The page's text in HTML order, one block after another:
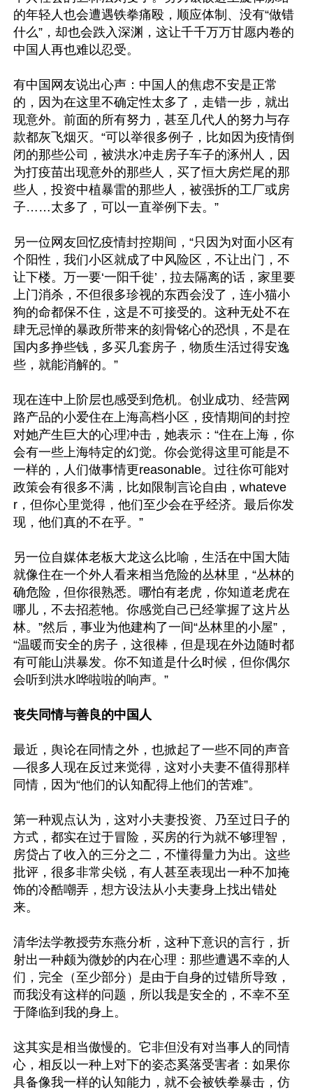
的年轻人也会遭遇铁拳痛殴，顺应体制、没有“做错
什么”，却也会跌入深渊，这让千千万万甘愿内卷的
中国人再也难以忍受。
有中国网友说出心声：中国人的焦虑不安是正常
的，因为在这里不确定性太多了，走错一步，就出
现意外。前面的所有努力，甚至几代人的努力与存
款都灰飞烟灭。“可以举很多例子，比如因为疫情倒
闭的那些公司，被洪水冲走房子车子的涿州人，因
为打疫苗出现意外的那些人，买了恒大房烂尾的那
些人，投资中植暴雷的那些人，被强拆的工厂或房
子……太多了，可以一直举例下去。”
另一位网友回忆疫情封控期间，“只因为对面小区有
个阳性，我们小区就成了中风险区，不让出门，不
让下楼。万一要‘一阳千徙’，拉去隔离的话，家里要
上门消杀，不但很多珍视的东西会没了，连小猫小
狗的命都保不住，这是不可接受的。这种无处不在
肆无忌惮的暴政所带来的刻骨铭心的恐惧，不是在
国内多挣些钱，多买几套房子，物质生活过得安逸
些，就能消解的。”
现在连中上阶层也感受到危机。创业成功、经营网
路产品的小爱住在上海高档小区，疫情期间的封控
对她产生巨大的心理冲击，她表示：“住在上海，你
会有一些上海特定的幻觉。你会觉得这里可能是不
一样的，人们做事情更reasonable。过往你可能对
政策会有很多不满，比如限制言论自由，whateve
r，但你心里觉得，他们至少会在乎经济。最后你发
现，他们真的不在乎。”
另一位自媒体老板大龙这么比喻，生活在中国大陆
就像住在一个外人看来相当危险的丛林里，“丛林的
确危险，但你很熟悉。哪怕有老虎，你知道老虎在
哪儿，不去招惹牠。你感觉自己已经掌握了这片丛
林。”然后，事业为他建构了一间“丛林里的小屋”，
“温暖而安全的房子，这很棒，但是现在外边随时都
有可能山洪暴发。你不知道是什么时候，但你偶尔
会听到洪水哗啦啦的响声。”
丧失同情与善良的中国人
最近，舆论在同情之外，也掀起了一些不同的声音
—很多人现在反过来觉得，这对小夫妻不值得那样
同情，因为“他们的认知配得上他们的苦难”。
第一种观点认为，这对小夫妻投资、乃至过日子的
方式，都实在过于冒险，买房的行为就不够理智，
房贷占了收入的三分之二，不懂得量力为出。这些
批评，很多非常尖锐，有人甚至表现出一种不加掩
饰的冷酷嘲弄，想方设法从小夫妻身上找出错处
来。
清华法学教授劳东燕分析，这种下意识的言行，折
射出一种颇为微妙的内在心理：那些遭遇不幸的人
们，完全（至少部分）是由于自身的过错所导致，
而我没有这样的问题，所以我是安全的，不幸不至
于降临到我的身上。
这其实是相当傲慢的。它非但没有对当事人的同情
心，相反以一种上对下的姿态奚落受害者：如果你
具备像我一样的认知能力，就不会被铁拳暴击，仿